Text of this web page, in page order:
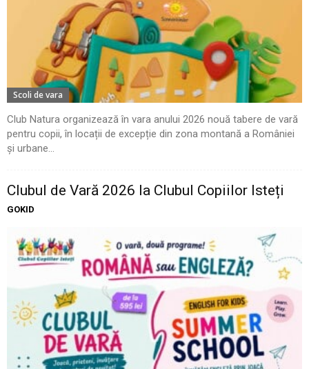
Scoli de vara
Club Natura organizează în vara anului 2026 nouă tabere de vară
pentru copii, în locații de excepție din zona montană a României
și urbane...
Clubul de Vară 2026 la Clubul Copiilor Isteți
GOKID